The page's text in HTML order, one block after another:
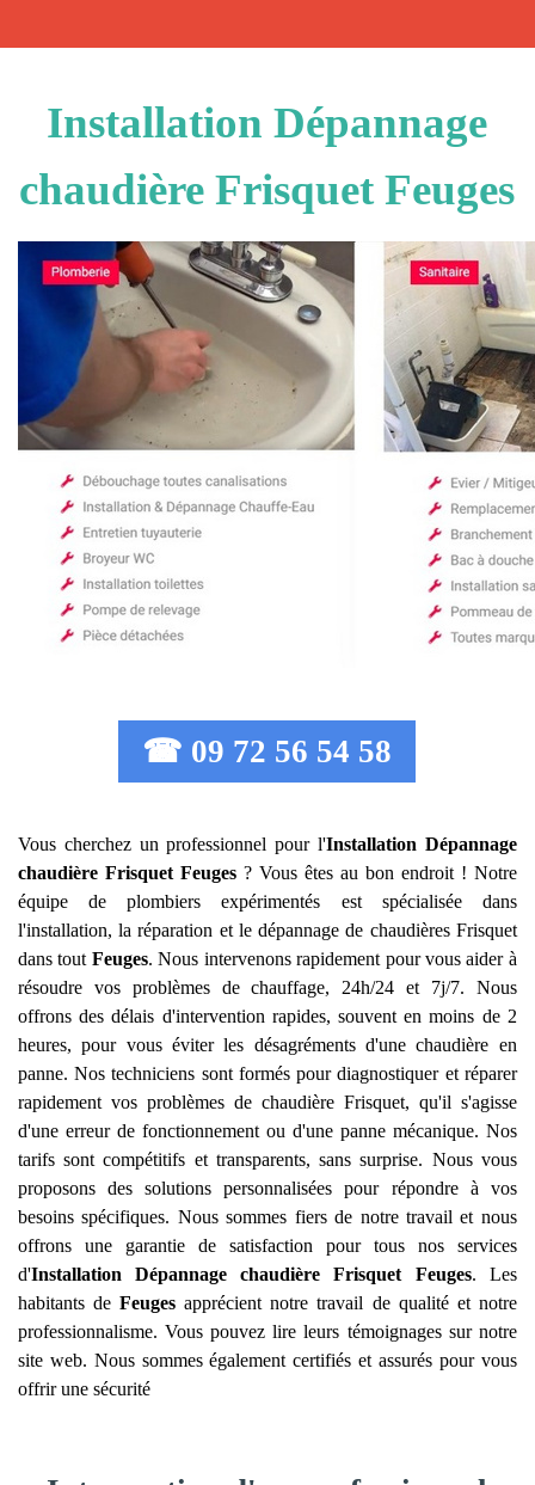
Installation Dépannage
chaudière Frisquet Feuges
☎ 09 72 56 54 58
Vous cherchez un professionnel pour l'Installation Dépannage
chaudière Frisquet Feuges? Vous êtes au bon endroit ! Notre
équipe de plombiers expérimentés est spécialisée dans
l'installation, la réparation et le dépannage de chaudières Frisquet
dans tout Feuges. Nous intervenons rapidement pour vous aider à
résoudre vos problèmes de chauffage, 24h/24 et 7j/7. Nous
offrons des délais d'intervention rapides, souvent en moins de 2
heures, pour vous éviter les désagréments d'une chaudière en
panne. Nos techniciens sont formés pour diagnostiquer et réparer
rapidement vos problèmes de chaudière Frisquet, qu'il s'agisse
d'une erreur de fonctionnement ou d'une panne mécanique. Nos
tarifs sont compétitifs et transparents, sans surprise. Nous vous
proposons des solutions personnalisées pour répondre à vos
besoins spécifiques. Nous sommes fiers de notre travail et nous
offrons une garantie de satisfaction pour tous nos services
d'Installation Dépannage chaudière Frisquet Feuges. Les
habitants deFeuges apprécient notre travail de qualité et notre
professionnalisme. Vous pouvez lire leurs témoignages sur notre
site web. Nous sommes également certifiés et assurés pour vous
offrir une sécurité